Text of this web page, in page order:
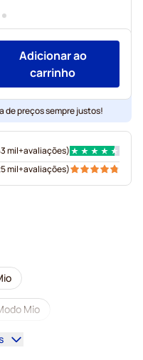
Adicionar ao
carrinho
de preços sempre justos!
mil+avaliações)
mil+avaliações)
Mio
Mio